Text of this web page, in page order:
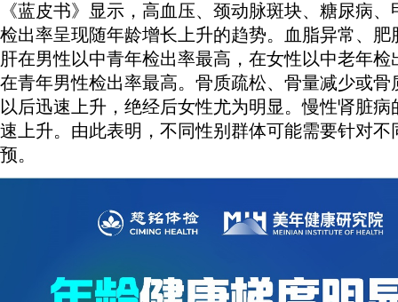
《蓝皮书》显示，高血压、颈动脉斑块、糖尿病
检出率呈现随年龄增长上升的趋势。血脂异常、
肝在男性以中青年检出率最高，在女性以中老年
在青年男性检出率最高。骨质疏松、骨量减少或
以后迅速上升，绝经后女性尤为明显。慢性肾脏
速上升。由此表明，不同性别群体可能需要针对
预。